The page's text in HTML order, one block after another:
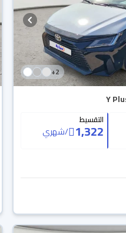
2
+
التقسيط
1,322
/شهري